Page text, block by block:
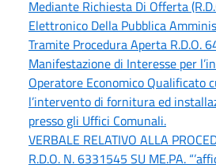
Mediante Richiesta Di Offerta
Elettronico Della Pubblica
Tramite Procedura Aperta R.D.O.
Manifestazione di Interesse per
Operatore Economico Qualificato
l’intervento di fornitura ed
presso gli Uffici Comunali.
VERBALE RELATIVO ALLA
R.D.O. N. 6331545 SU ME.PA.